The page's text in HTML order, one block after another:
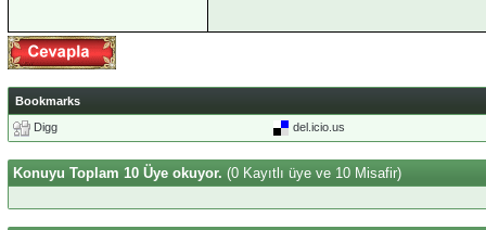
Bookmarks
Digg
del.icio.us
Konuyu Toplam 10 Üye okuyor. (0 Kayıtlı üye ve 10 Misafir)